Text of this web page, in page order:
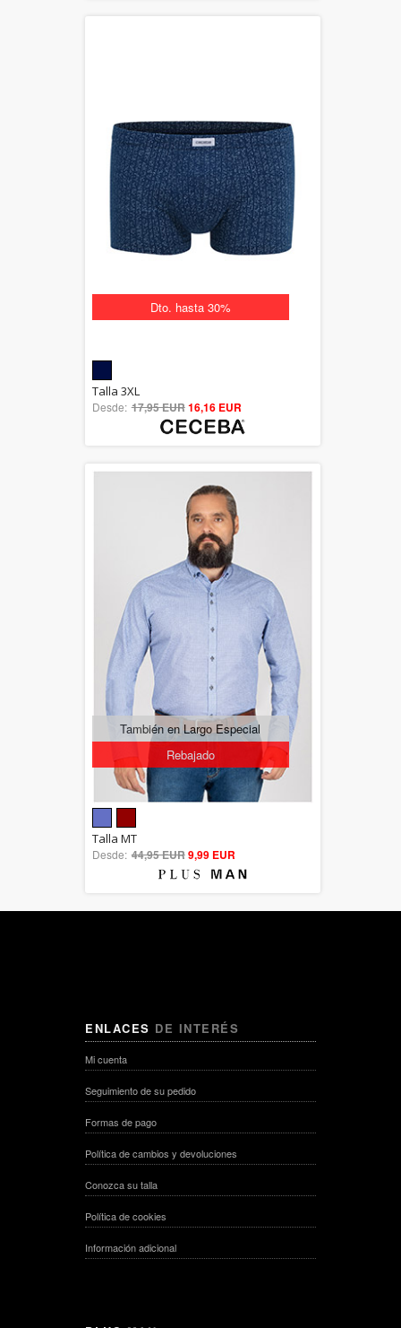
Dto. hasta 30%
out of 5
Talla 3XL
Desde: 17,95 EUR16,16 EUR
Rebajado
También en Largo Especial
out of 5
Talla MT
Desde: 44,95 EUR9,99 EUR
ENLACES DE INTERÉS
Mi cuenta
Seguimiento de su pedido
Formas de pago
Política de cambios y devoluciones
Conozca su talla
Política de cookies
Información adicional